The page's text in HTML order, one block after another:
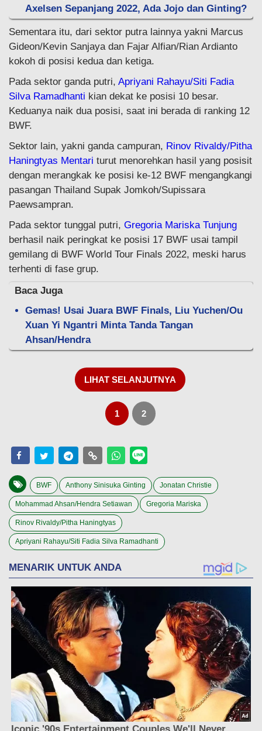
Axelsen Sepanjang 2022, Ada Jojo dan Ginting?
Sementara itu, dari sektor putra lainnya yakni Marcus
Gideon/Kevin Sanjaya dan Fajar Alfian/Rian Ardianto
kokoh di posisi kedua dan ketiga.
Pada sektor ganda putri, Apriyani Rahayu/Siti Fadia
Silva Ramadhanti kian dekat ke posisi 10 besar.
Keduanya naik dua posisi, saat ini berada di ranking 12
BWF.
Sektor lain, yakni ganda campuran, Rinov Rivaldy/Pitha
Haningtyas Mentari turut menorehkan hasil yang posisit
dengan merangkak ke posisi ke-12 BWF mengangkangi
pasangan Thailand Supak Jomkoh/Supissara
Paewsampran.
Pada sektor tunggal putri, Gregoria Mariska Tunjung
berhasil naik peringkat ke posisi 17 BWF usai tampil
gemilang di BWF World Tour Finals 2022, meski harus
terhenti di fase grup.
Baca Juga
Gemas! Usai Juara BWF Finals, Liu Yuchen/Ou
Xuan Yi Ngantri Minta Tanda Tangan
Ahsan/Hendra
LIHAT SELANJUTNYA
1 2
BWF Anthony Sinisuka Ginting Jonatan Christie
Mohammad Ahsan/Hendra Setiawan Gregoria Mariska
Rinov Rivaldy/Pitha Haningtyas
Apriyani Rahayu/Siti Fadia Silva Ramadhanti